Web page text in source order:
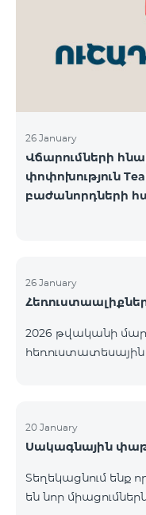
Team Telecom
պայմանները
26 January
Վճարումների
փոփոխություն
բաժանորդների
26 January
2026 թվականի
մուլտիպլեքս
կլինեն միայն այն
մարմինների
իրականացվում է
20 January
Սակագնային
Տեղեկացնում ենք
են նոր